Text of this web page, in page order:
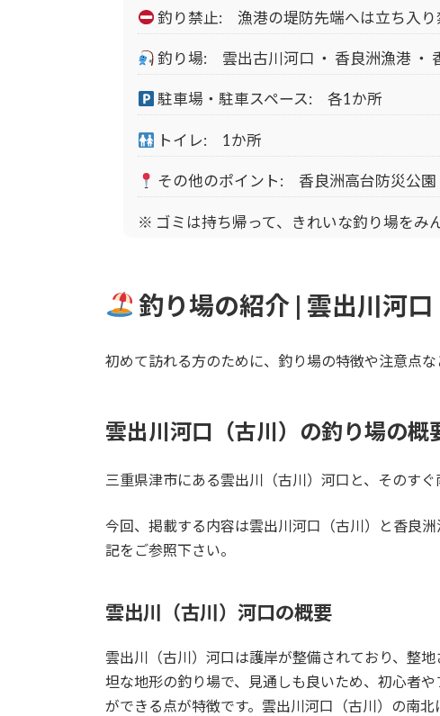
釣り禁止: 漁港の堤防先端へは立ち入り
釣り場: 雲出古川河口 ・ 香良洲漁港 ・
駐車場・駐車スペース: 各1か所
トイレ: 1か所
その他のポイント: 香良洲高台防災公園
※ ゴミは持ち帰って、きれいな釣り場をみ
釣り場の紹介 | 雲出川河
初めて訪れる方のために、釣り場の特徴や注意点な
雲出川河口（古川）の釣り場の
三重県津市にある雲出川（古川）河口と、そのす
今回、掲載する内容は雲出川河口（古川）と香良
記をご参照下さい。
雲出川（古川）河口の概要
雲出川（古川）河口は護岸が整備されており、整
坦な地形の釣り場で、見通しも良いため、初心者
ができる点が特徴です。雲出川河口（古川）の南